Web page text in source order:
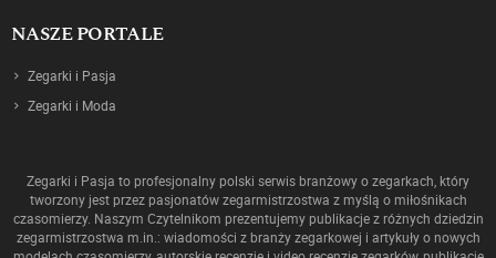
NASZE PORTALE
Zegarki i Pasja
Zegarki i Moda
Zegarki i Pasja to profesjonalny polski serwis branżowy o zegarkach, który
tworzony jest przez pasjonatów zegarmistrzostwa z myślą o miłośnikach
czasomierzy. Naszym Czytelnikom prezentujemy publikacje z różnych dziedzin
zegarmistrzostwa m.in.: wiadomości z branży zegarkowej i artykuły o nowych